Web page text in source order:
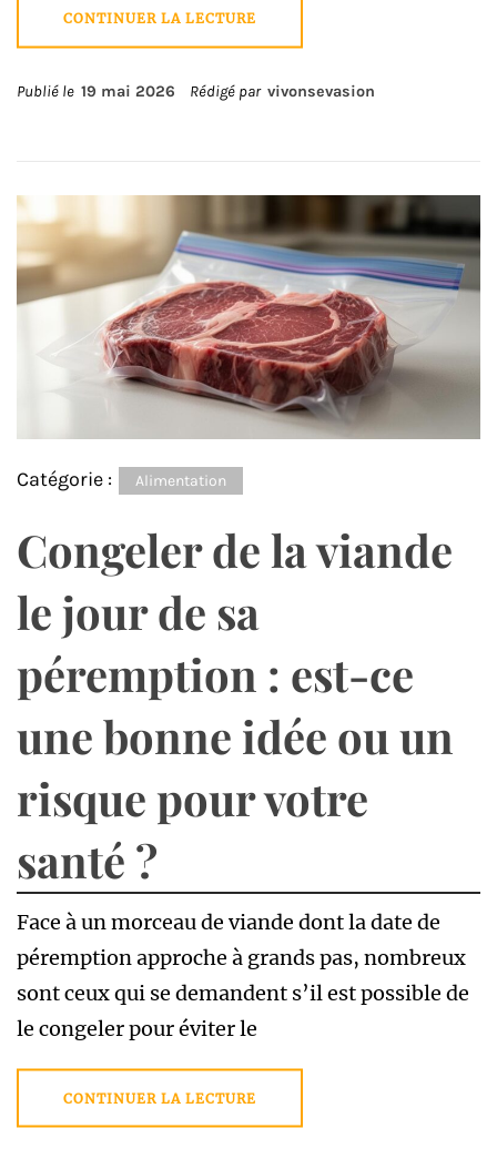
CONTINUER LA LECTURE
Publié le 19 mai 2026 Rédigé par vivonsevasion
Catégorie : Alimentation
Congeler de la viande
le jour de sa
péremption : est-ce
une bonne idée ou un
risque pour votre
santé ?
Face à un morceau de viande dont la date de
péremption approche à grands pas, nombreux
sont ceux qui se demandent s’il est possible de
le congeler pour éviter le
CONTINUER LA LECTURE